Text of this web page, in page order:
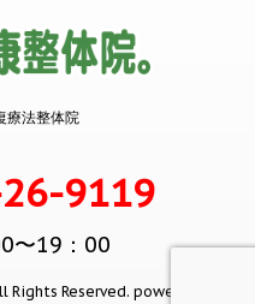
療法整体院
9119
〜19：00
Rights Reserved. powered by